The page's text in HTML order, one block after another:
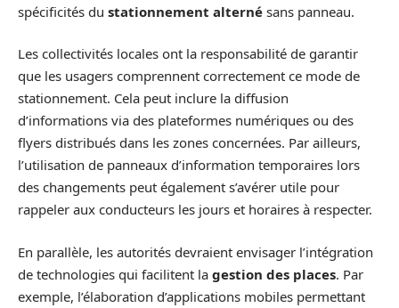
spécificités du stationnement alterné sans panneau.
Les collectivités locales ont la responsabilité de garantir
que les usagers comprennent correctement ce mode de
stationnement. Cela peut inclure la diffusion
d’informations via des plateformes numériques ou des
flyers distribués dans les zones concernées. Par ailleurs,
l’utilisation de panneaux d’information temporaires lors
des changements peut également s’avérer utile pour
rappeler aux conducteurs les jours et horaires à respecter.
En parallèle, les autorités devraient envisager l’intégration
de technologies qui facilitent la gestion des places. Par
exemple, l’élaboration d’applications mobiles permettant